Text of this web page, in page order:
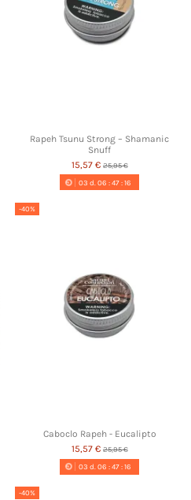
Rapeh Tsunu Strong – Shamanic
Snuff
15,57 € 25,95 €
03 d. 06 :47:16
-40%
Caboclo Rapeh - Eucalipto
15,57 € 25,95 €
03 d.06 :47:16
-40%